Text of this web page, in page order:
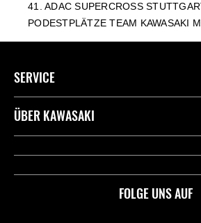
41. ADAC SUPERCROSS
PODESTPLÄTZE TEAM KAWASAKI
FOLGE UNS AUF
SERVICE
Kontaktiere uns
ÜBER KAWASAKI
Kawasaki Deutschland